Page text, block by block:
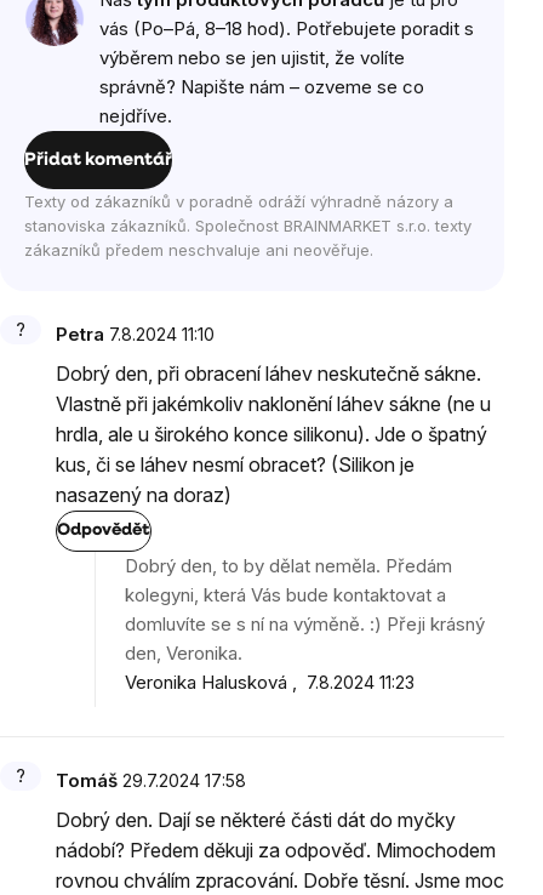
diskuzí
vás (Po–Pá, 8–18 hod). Potřebujete poradit s
výběrem nebo se jen ujistit, že volíte
správně? Napište nám – ozveme se co
nejdříve.
Přidat komentář
Texty od zákazníků v poradně odráží výhradně názory a
stanoviska zákazníků. Společnost BRAINMARKET s.r.o. texty
zákazníků předem neschvaluje ani neověřuje.
Petra 7.8.2024 11:10
Dobrý den, při obracení láhev neskutečně sákne.
Vlastně při jakémkoliv naklonění láhev sákne (ne u
hrdla, ale u širokého konce silikonu). Jde o špatný
kus, či se láhev nesmí obracet? (Silikon je
nasazený na doraz)
Odpovědět
Veronika Halusková 7.8.2024 11:23
Dobrý den, to by dělat neměla. Předám
kolegyni, která Vás bude kontaktovat a
domluvíte se s ní na výměně. :) Přeji krásný
den, Veronika.
Tomáš 29.7.2024 17:58
Dobrý den. Dají se některé části dát do myčky
nádobí? Předem děkuji za odpověď. Mimochodem
rovnou chválím zpracování. Dobře těsní. Jsme moc